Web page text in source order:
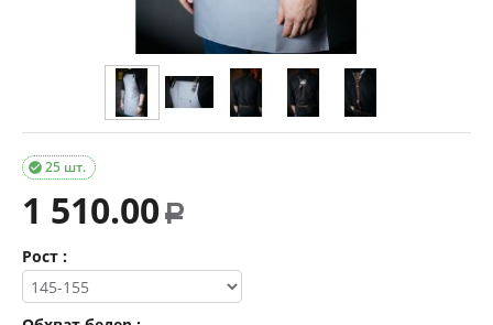
25 шт.

1 510.00 Р
Рост :